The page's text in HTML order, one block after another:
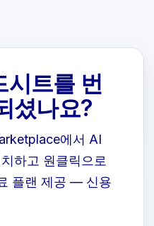
시트를 번
셨나요?
에서 AI
하고 원클릭으로
플랜 제공 — 신용